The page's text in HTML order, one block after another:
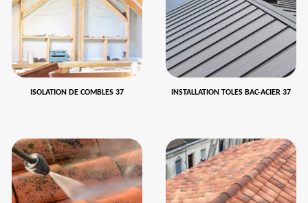
ISOLATION DE COMBLES 37 INSTALLATION TOLES BAC-ACIER 37